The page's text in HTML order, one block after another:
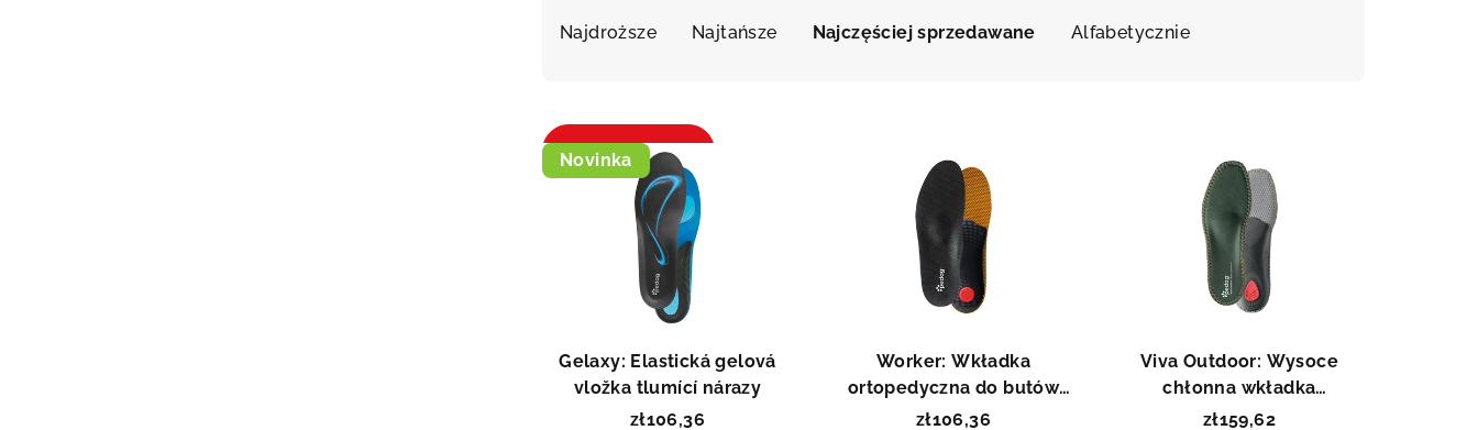
o
t
o
e
Najdroższe Najtańsze Najczęściej sprzedawane Alfabetycznie
Otworzyć filtr
L
i
p
Novinka
Gelaxy: Elastická gelová
vložka tlumící nárazy
zł106,36
Worker: Wkładka
ortopedyczna do butów
roboczych
zł106,36
Viva Outdoor: Wysoce
chłonna wkładka
ortopedyczna
zł159,62